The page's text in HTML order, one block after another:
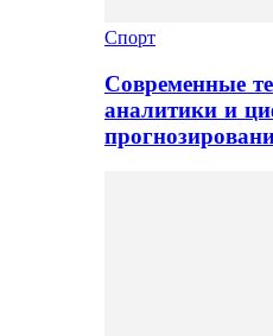
Спорт
Современные
аналитики и